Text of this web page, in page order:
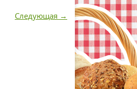
Следующая →